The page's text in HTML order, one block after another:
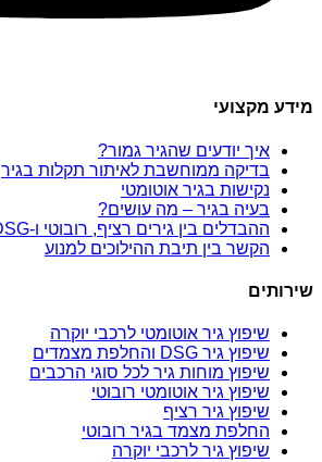
מידע מקצועי
איך יודעים שהגיר גמור?
בדיקה ממוחשבת לאיתור תקלות בגיר
נקישות בגיר אוטומטי
בעיה בגיר – מה עושים?
ההבדלים בין גירים רציף, רובוטי ו-DSG
הקשר בין תיבת ההילוכים למנוע
שירותים
שיפוץ גיר אוטומטי לרכבי יוקרה
שיפוץ גיר DSG והחלפת מצמדים
שיפוץ מוחות גיר לכל סוגי הרכבים
שיפוץ גיר אוטומטי רובוטי
שיפוץ גיר רציף
החלפת מצמד בגיר רובוטי
שיפוץ גיר לרכבי יוקרה